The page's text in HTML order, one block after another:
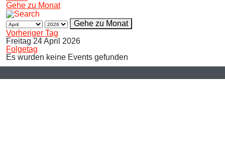
Gehe zu Monat
Gehe zu Monat
Vorheriger Tag
Freitag 24 April 2026
Folgetag
Es wurden keine Events gefunden